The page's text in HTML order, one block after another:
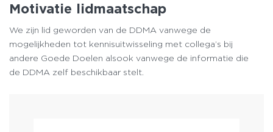
Motivatie lidmaatschap
We zijn lid geworden van de DDMA vanwege de
mogelijkheden tot kennisuitwisseling met collega’s bij
andere Goede Doelen alsook vanwege de informatie die
de DDMA zelf beschikbaar stelt.